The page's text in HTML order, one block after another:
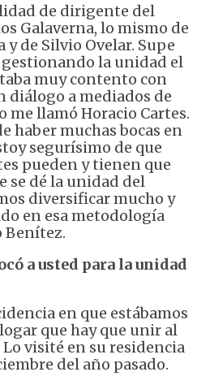
de dirigente del
Galaverna, lo mismo de
y de Silvio Ovelar. Supe
gestionando la unidad el
muy contento con
diálogo a mediados de
me llamó Horacio Cartes.
haber muchas bocas en
segurísimo de que
pueden y tienen que
se dé la unidad del
diversificar mucho y
en esa metodología
Benítez.
a usted para la unidad
en que estábamos
que hay que unir al
visité en su residencia
del año pasado.